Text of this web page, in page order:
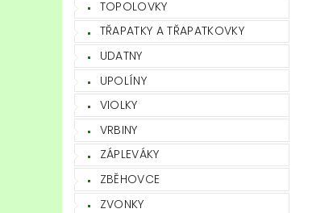
TOPOLOVKY
TŘAPATKY A TŘAPATKOVKY
UDATNY
UPOLÍNY
VIOLKY
VRBINY
ZÁPLEVÁKY
ZBĚHOVCE
ZVONKY